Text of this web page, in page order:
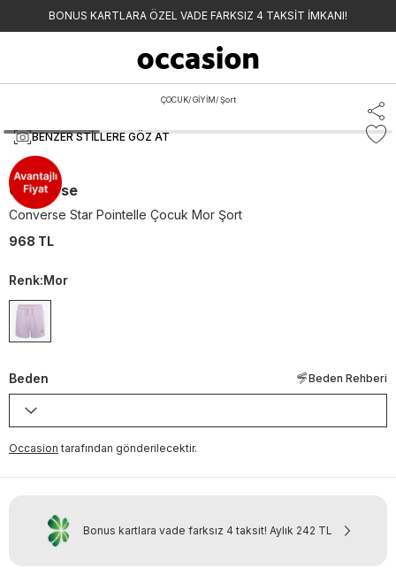
BONUS KARTLARA ÖZEL VADE FARKSIZ 4 TAKSİT İMKANI!
ÇOCUK/ GİYİM/ Şort
BENZER STILLERE GÖZ AT
Converse
Converse Star Pointelle Çocuk Mor Şort
968 TL
Renk:Mor
Beden Beden Rehberi
Occasion tarafından gönderilecektir.
Bonus kartlara vade farksız 4 taksit! Aylık 242 TL